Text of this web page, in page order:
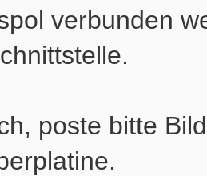
verbunden
poste bitte